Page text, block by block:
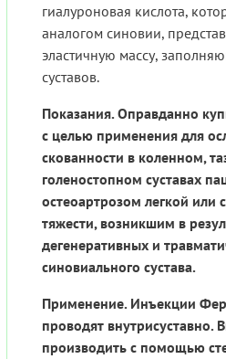
гиалуроновая кислота,
аналогом синовии,
эластичную массу,
суставов.
Показания. Оправданно
с целью применения для
скованности в коленном,
голеностопном суставах
остеоартрозом легкой или
тяжести, возникшим в
дегенеративных и
синовиального сустава.
Применение. Инъекции
проводят внутрисуставно.
производить с помощью